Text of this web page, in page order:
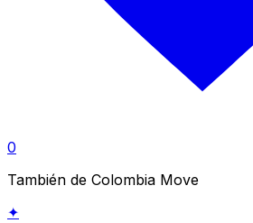
0
También de Colombia Move
✦